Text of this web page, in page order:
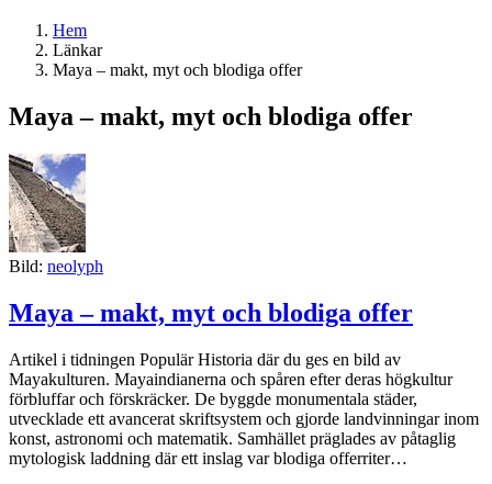
Hem
Länkar
Maya – makt, myt och blodiga offer
Maya – makt, myt och blodiga offer
Bild: neolyph
Maya – makt, myt och blodiga offer
Artikel i tidningen Populär Historia där du ges en bild av
Mayakulturen. Mayaindianerna och spåren efter deras högkultur
förbluffar och förskräcker. De byggde monumentala städer,
utvecklade ett avancerat skriftsystem och gjorde landvinningar inom
konst, astronomi och matematik. Samhället präglades av påtaglig
mytologisk laddning där ett inslag var blodiga offerriter…